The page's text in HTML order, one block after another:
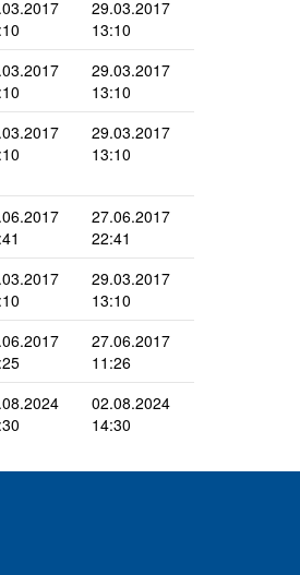
29.03.2017
13:10
29.03.2017
13:10
29.03.2017
13:10
27.06.2017
22:41
29.03.2017
13:10
27.06.2017
11:26
02.08.2024
14:30